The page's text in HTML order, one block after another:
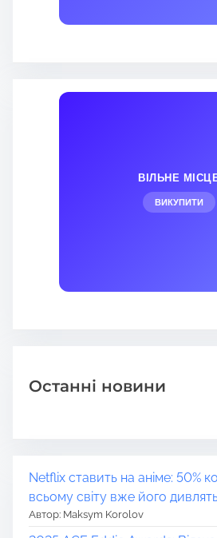
ВІЛЬНЕ
ВИКУПИТИ
Останні новини
Netflix ставить на аніме: 50%
всьому світу вже його
Автор: Maksym Korolov